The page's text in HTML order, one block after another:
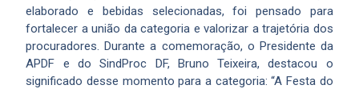
elaborado e bebidas selecionadas, foi pensado para
fortalecer a união da categoria e valorizar a trajetória dos
procuradores. Durante a comemoração, o Presidente da
APDF e do SindProc DF, Bruno Teixeira, destacou o
significado desse momento para a categoria: “A Festa do